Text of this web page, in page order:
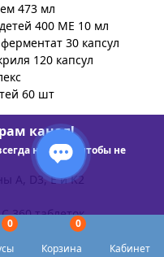
0
0
Корзина
Кабинет
473 мл
400 МЕ 10 мл
30 капсул
120 капсул
60 шт
A, D3, E и K2
360 таблеток
роста волос
канал!
на связи чтобы не